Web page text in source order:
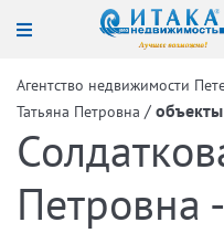
Агентство недвижимости
Татьяна Петровна / объекты
Петровна